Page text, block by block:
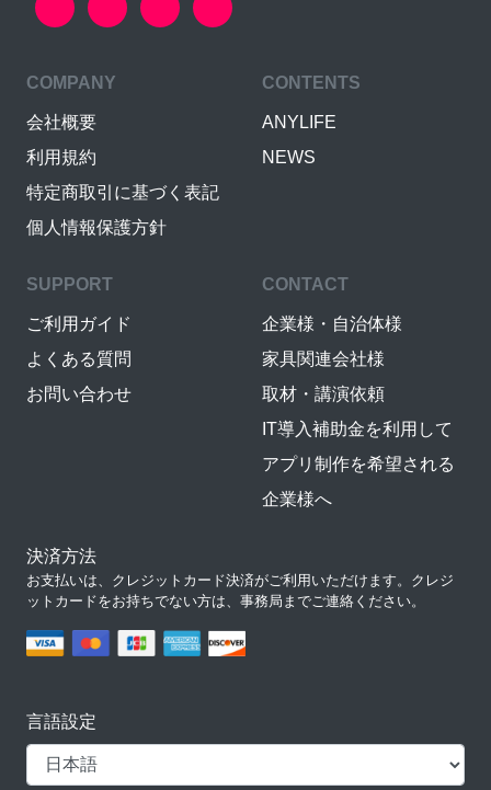
COMPANY
会社概要
利用規約
特定商取引に基づく表記
個人情報保護方針
CONTENTS
ANYLIFE
NEWS
SUPPORT
ご利用ガイド
よくある質問
お問い合わせ
CONTACT
企業様・自治体様
家具関連会社様
取材・講演依頼
IT導入補助金を利用して
アプリ制作を希望される
企業様へ
決済方法
お支払いは、クレジットカード決済がご利用いただけます。クレジ
ットカードをお持ちでない方は、事務局までご連絡ください。
言語設定